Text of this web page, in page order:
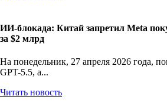
ИИ-блокада: Китай запретил Meta
за $2 млрд
На понедельник, 27 апреля 2026 года,
GPT-5.5, а...
Читать новость